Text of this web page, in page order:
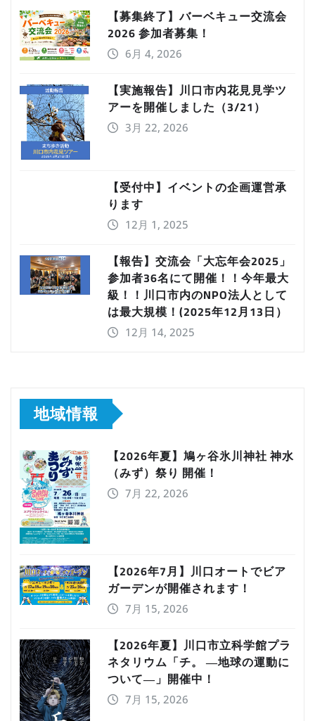
【募集終了】バーベキュー交流会
2026 参加者募集！
6月 4, 2026
【実施報告】川口市内花見見学ツ
アーを開催しました（3/21）
3月 22, 2026
【受付中】イベントの企画運営承
ります
12月 1, 2025
【報告】交流会「大忘年会2025」
参加者36名にて開催！！今年最大
級！！川口市内のNPO法人として
は最大規模！(2025年12月13日）
12月 14, 2025
地域情報
【2026年夏】鳩ヶ谷氷川神社 神水
（みず）祭り 開催！
7月 22, 2026
【2026年7月】川口オートでビア
ガーデンが開催されます！
7月 15, 2026
【2026年夏】川口市立科学館プラ
ネタリウム「チ。 ―地球の運動に
ついて―」開催中！
7月 15, 2026